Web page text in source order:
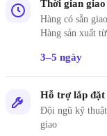
Thời gian giao
Hàng có sẵn
Hàng sản xuất
3–5 ngày
Hỗ trợ lắp đặt
Đội ngũ kỹ
giao